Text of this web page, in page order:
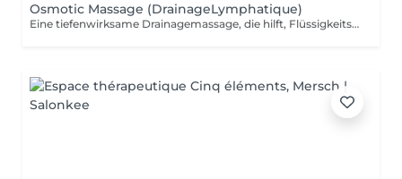
Osmotic Massage (DrainageLymphatique)
Eine tiefenwirksame Drainagemassage, die hilft, Flüssigkeitseinlagerungen zu reduzieren und ein Gefühl von Leichtigkeit und Vitalität fördert. Gleichzeitig werden die Muskeln gezielt behandelt, was einen sofortigen straffenden Effekt erzielt. Die synergetische Wirkung der Massage in Kombination mit der Body Strategist Cream Mud verstärkt die entwässernden und straffenden Effekte und sorgt bereits nach der ersten Anwendung für sichtbare Ergebnisse.